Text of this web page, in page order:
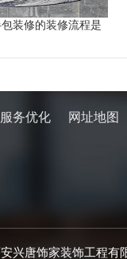
包装修的装修流程是
服务优化 网址地图
兴唐饰家装饰工程